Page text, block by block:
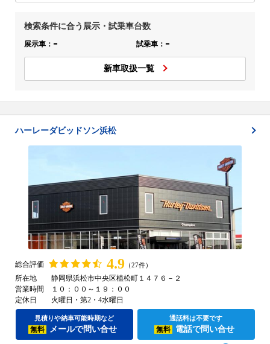
検索条件に合う展示・試乗車台数
展示車： - 試乗車： -
新車取扱一覧
ハーレーダビッドソン浜松
総合評価 4.9 （27件）
所在地
静岡県浜松市中央区植松町１４７６－２
営業時間
１０：００～１９：００
定休日
火曜日・第2・4水曜日
見積りや納車可能時期など
無料 メールで問い合せ
通話料は不要です
無料 電話で問い合せ